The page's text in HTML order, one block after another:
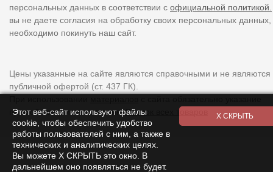
персональных данных в соответствии с официальной политикой.
вы не даете согласия на обработку своих персональных
необходимо покинуть наш сайт.
Цены указанные на сайте являются справочными и не являются
публичной офертой (ст. 437 ГК).
прямой ссылки на источник.Список всех товаров
Этот веб-сайт используют файлы
cookie, чтобы обеспечить удобство
работы пользователей с ним, а также в
технических и аналитических целях.
Вы можете Х СКРЫТЬ это окно. В
дальнейшем оно появляться не будет.